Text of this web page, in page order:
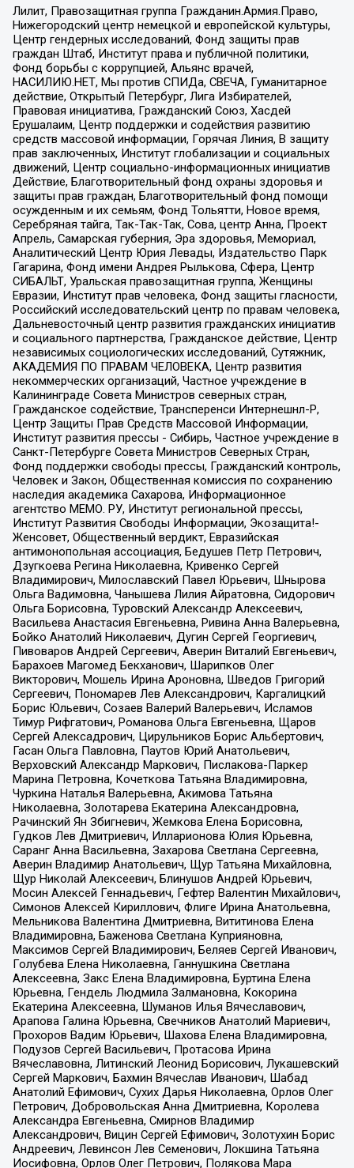
Лилит, Правозащитная группа Гражданин.Армия.Право,
Нижегородский центр немецкой и европейской культуры,
Центр гендерных исследований, Фонд защиты прав
граждан Штаб, Институт права и публичной политики,
Фонд борьбы с коррупцией, Альянс врачей,
НАСИЛИЮ.НЕТ, Мы против СПИДа, СВЕЧА, Гуманитарное
действие, Открытый Петербург, Лига Избирателей,
Правовая инициатива, Гражданский Союз, Хасдей
Ерушалаим, Центр поддержки и содействия развитию
средств массовой информации, Горячая Линия, В защиту
прав заключенных, Институт глобализации и социальных
движений, Центр социально-информационных инициатив
Действие, Благотворительный фонд охраны здоровья и
защиты прав граждан, Благотворительный фонд помощи
осужденным и их семьям, Фонд Тольятти, Новое время,
Серебряная тайга, Так-Так-Так, Сова, центр Анна, Проект
Апрель, Самарская губерния, Эра здоровья, Мемориал,
Аналитический Центр Юрия Левады, Издательство Парк
Гагарина, Фонд имени Андрея Рылькова, Сфера, Центр
СИБАЛЬТ, Уральская правозащитная группа, Женщины
Евразии, Институт прав человека, Фонд защиты гласности,
Российский исследовательский центр по правам человека,
Дальневосточный центр развития гражданских инициатив
и социального партнерства, Гражданское действие, Центр
независимых социологических исследований, Сутяжник,
АКАДЕМИЯ ПО ПРАВАМ ЧЕЛОВЕКА, Центр развития
некоммерческих организаций, Частное учреждение в
Калининграде Совета Министров северных стран,
Гражданское содействие, Трансперенси Интернешнл-Р,
Центр Защиты Прав Средств Массовой Информации,
Институт развития прессы - Сибирь, Частное учреждение в
Санкт-Петербурге Совета Министров Северных Стран,
Фонд поддержки свободы прессы, Гражданский контроль,
Человек и Закон, Общественная комиссия по сохранению
наследия академика Сахарова, Информационное
агентство МЕМО. РУ, Институт региональной прессы,
Институт Развития Свободы Информации, Экозащита!-
Женсовет, Общественный вердикт, Евразийская
антимонопольная ассоциация, Бедушев Петр Петрович,
Дзугкоева Регина Николаевна, Кривенко Сергей
Владимирович, Милославский Павел Юрьевич, Шнырова
Ольга Вадимовна, Чанышева Лилия Айратовна, Сидорович
Ольга Борисовна, Туровский Александр Алексеевич,
Васильева Анастасия Евгеньевна, Ривина Анна Валерьевна,
Бойко Анатолий Николаевич, Дугин Сергей Георгиевич,
Пивоваров Андрей Сергеевич, Аверин Виталий Евгеньевич,
Барахоев Магомед Бекханович, Шарипков Олег
Викторович, Мошель Ирина Ароновна, Шведов Григорий
Сергеевич, Пономарев Лев Александрович, Каргалицкий
Борис Юльевич, Созаев Валерий Валерьевич, Исламов
Тимур Рифгатович, Романова Ольга Евгеньевна, Щаров
Сергей Алексадрович, Цирульников Борис Альбертович,
Гасан Ольга Павловна, Паутов Юрий Анатольевич,
Верховский Александр Маркович, Пислакова-Паркер
Марина Петровна, Кочеткова Татьяна Владимировна,
Чуркина Наталья Валерьевна, Акимова Татьяна
Николаевна, Золотарева Екатерина Александровна,
Рачинский Ян Збигневич, Жемкова Елена Борисовна,
Гудков Лев Дмитриевич, Илларионова Юлия Юрьевна,
Саранг Анна Васильевна, Захарова Светлана Сергеевна,
Аверин Владимир Анатольевич, Щур Татьяна Михайловна,
Щур Николай Алексеевич, Блинушов Андрей Юрьевич,
Мосин Алексей Геннадьевич, Гефтер Валентин Михайлович,
Симонов Алексей Кириллович, Флиге Ирина Анатольевна,
Мельникова Валентина Дмитриевна, Вититинова Елена
Владимировна, Баженова Светлана Куприяновна,
Максимов Сергей Владимирович, Беляев Сергей Иванович,
Голубева Елена Николаевна, Ганнушкина Светлана
Алексеевна, Закс Елена Владимировна, Буртина Елена
Юрьевна, Гендель Людмила Залмановна, Кокорина
Екатерина Алексеевна, Шуманов Илья Вячеславович,
Арапова Галина Юрьевна, Свечников Анатолий Мариевич,
Прохоров Вадим Юрьевич, Шахова Елена Владимировна,
Подузов Сергей Васильевич, Протасова Ирина
Вячеславовна, Литинский Леонид Борисович, Лукашевский
Сергей Маркович, Бахмин Вячеслав Иванович, Шабад
Анатолий Ефимович, Сухих Дарья Николаевна, Орлов Олег
Петрович, Добровольская Анна Дмитриевна, Королева
Александра Евгеньевна, Смирнов Владимир
Александрович, Вицин Сергей Ефимович, Золотухин Борис
Андреевич, Левинсон Лев Семенович, Локшина Татьяна
Иосифовна, Орлов Олег Петрович, Полякова Мара